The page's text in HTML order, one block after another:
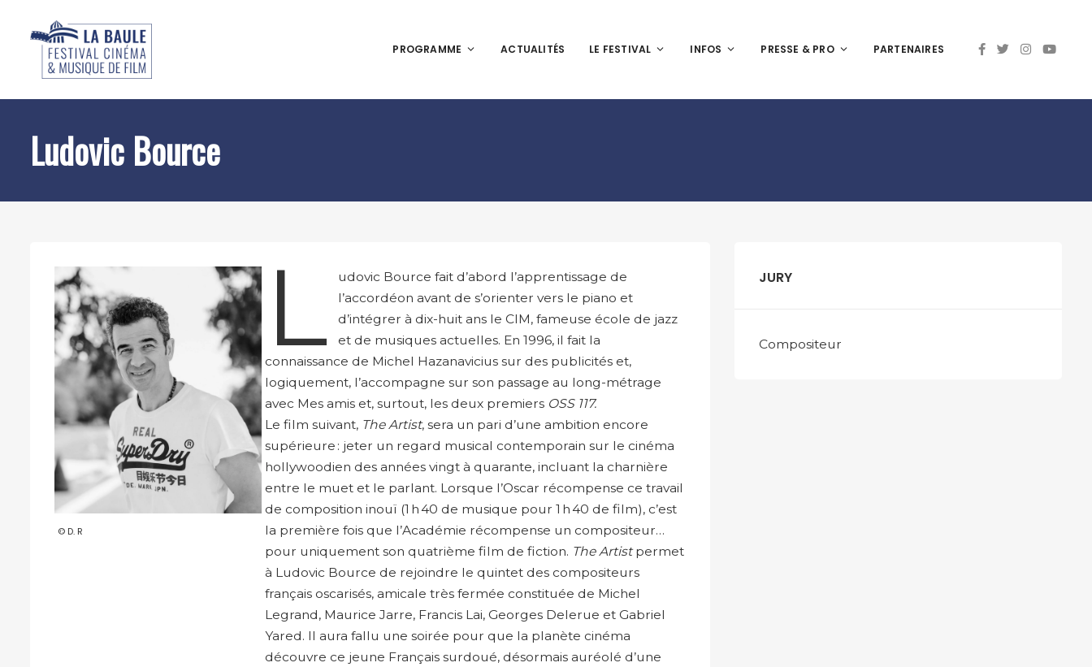
PROGRAMME ACTUALITÉS LE FESTIVAL INFOS PRESSE & PRO PARTENAIRES
Ludovic Bource
© D. R
L
udovic Bource fait d’abord l’apprentissage de
l’accordéon avant de s’orienter vers le piano et
d’intégrer à dix-huit ans le CIM, fameuse école de jazz
et de musiques actuelles. En 1996, il fait la
connaissance de Michel Hazanavicius sur des publicités et,
logiquement, l’accompagne sur son passage au long-métrage
avec Mes amis et, surtout, les deux premiers OSS 117.
Le film suivant, The Artist, sera un pari d’une ambition encore
supérieure : jeter un regard musical contemporain sur le cinéma
hollywoodien des années vingt à quarante, incluant la charnière
entre le muet et le parlant. Lorsque l’Oscar récompense ce travail
de composition inouï (1 h 40 de musique pour 1 h 40 de film), c’est
la première fois que l’Académie récompense un compositeur…
pour uniquement son quatrième film de fiction. The Artistpermet
à Ludovic Bource de rejoindre le quintet des compositeurs
français oscarisés, amicale très fermée constituée de Michel
Legrand, Maurice Jarre, Francis Lai, Georges Delerue et Gabriel
Yared. Il aura fallu une soirée pour que la planète cinéma
découvre ce jeune Français surdoué, désormais auréolé d’une
JURY
Compositeur